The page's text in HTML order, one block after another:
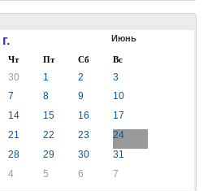
Июнь
Чт Пт Сб Вс
30 1 2
3
7 8 9
10
14 15 16
17
21 22 23
24
28 29 30
31
4 5 6 7